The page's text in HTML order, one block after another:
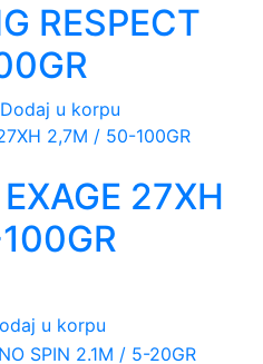
RESPECT
Dodaj u korpu
27XH
u korpu